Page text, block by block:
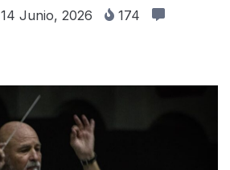
14 Junio, 2026
174